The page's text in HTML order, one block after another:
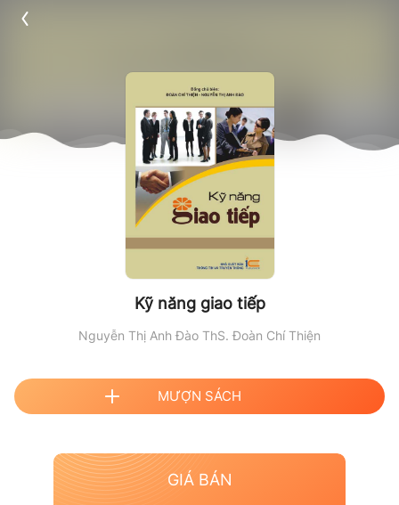
Kỹ năng giao tiếp
Nguyễn Thị Anh Đào ThS. Đoàn Chí Thiện
MƯỢN SÁCH
GIÁ BÁN